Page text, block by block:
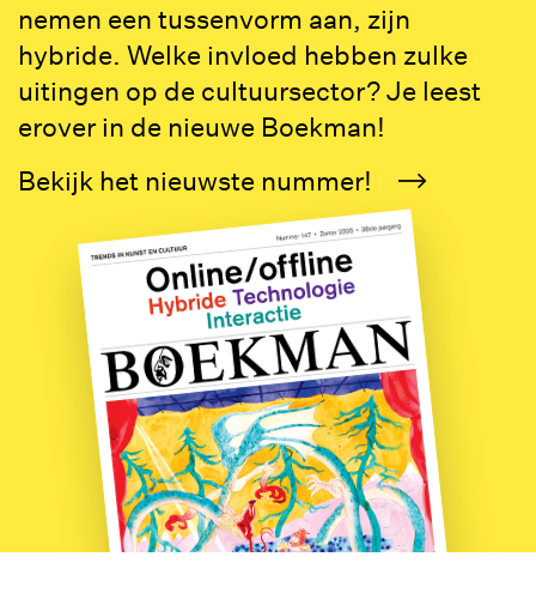
nemen een tussenvorm aan, zijn
hybride. Welke invloed hebben zulke
uitingen op de cultuursector? Je leest
erover in de nieuwe Boekman!
Bekijk het nieuwste nummer!